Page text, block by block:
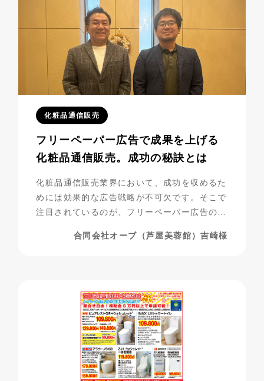
化粧品通信販売
フリーペーパー広告で成果を上げる
化粧品通信販売。成功の秘訣とは
化粧品通信販売業界において、成功を収めるた
めには効果的な広告戦略が不可欠です。そこで
注目されているのが、フリーペーパー広告の活
シニア層をターゲットにした化粧品通販を展開
合同会社オーブ（芦屋美蓉館）吉崎様